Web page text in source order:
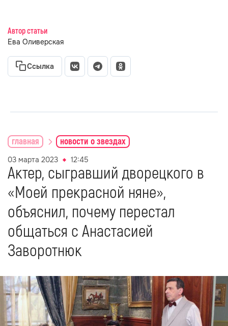
Автор статьи
Ева Оливерская
Ссылка
главная новости о звездах
03 марта 2023 12:45
Актер, сыгравший дворецкого в
«Моей прекрасной няне»,
объяснил, почему перестал
общаться с Анастасией
Заворотнюк